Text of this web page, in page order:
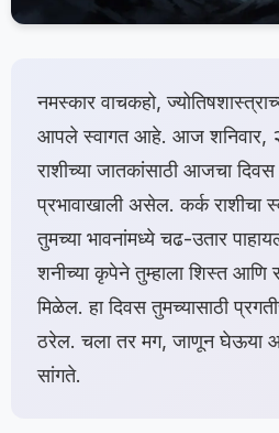
नमस्कार वाचकहो,
आपले स्वागत आहे. आज शनिवार,
राशीच्या जातकांसाठी आजचा
प्रभावाखाली असेल. कर्क
तुमच्या भावनांमध्ये चढ-उतार
शनीच्या कृपेने तुम्हाला शिस्त
मिळेल. हा दिवस तुमच्यासाठी
ठरेल. चला तर मग, जाणून घेऊया
सांगते.